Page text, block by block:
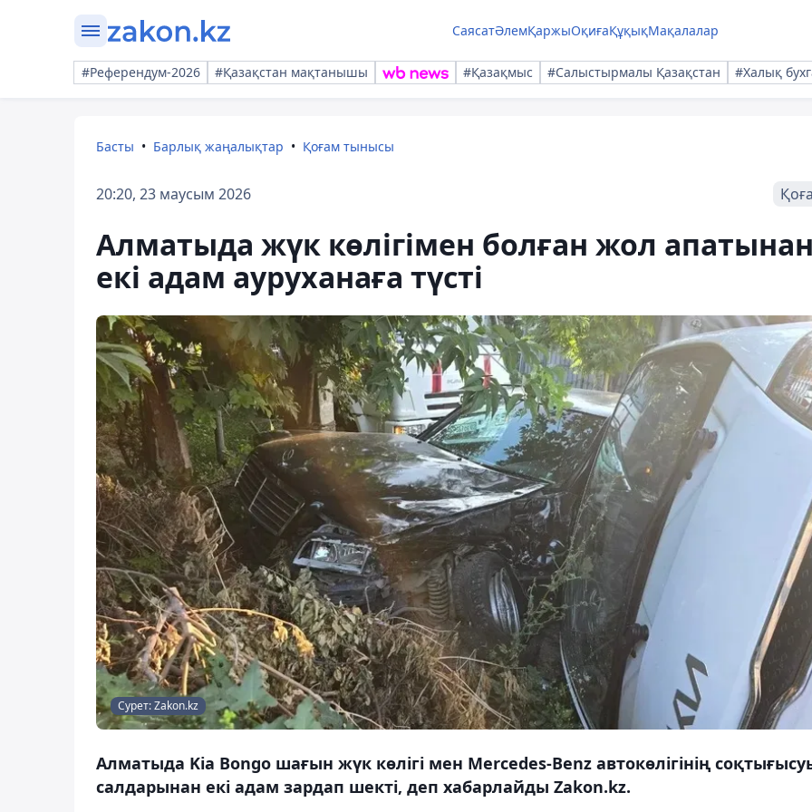
СаясатӘлемҚаржыОқиғаҚұқықМақалалар
#Референдум-2026 #Қазақстан мақтанышы #Қазақмыс #Салыстырмалы Қазақстан #Халық
Басты Барлық жаңалықтар Қоғам тынысы
20:20, 23 маусым 2026
Алматыда жүк көлігімен болған жол
екі адам ауруханаға түсті
Сурет: Zakon.kz
Алматыда Kia Bongo шағын жүк көлігі мен Mercedes-Benz автокөлігінің
салдарынан екі адам зардап шекті, деп хабарлайды Zakon.kz.